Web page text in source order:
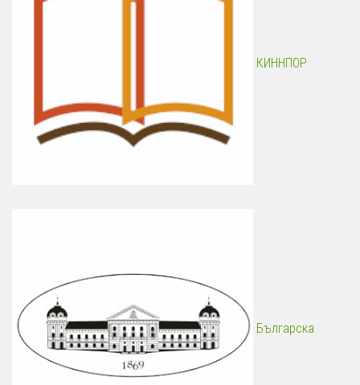
КИННПОР
Българска